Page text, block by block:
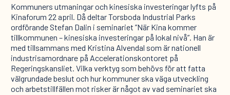
Kommuners utmaningar och kinesiska investeringar lyfts på
Kinaforum 22 april. Då deltar Torsboda Industrial Parks
ordförande Stefan Dalin i seminariet ”När Kina kommer
tillkommunen – kinesiska investeringar på lokal nivå”. Han är
med tillsammans med Kristina Alvendal som är nationell
industrisamordnare på Accelerationskontoret på
Regeringskansliet. Vilka verktyg som behövs för att fatta
välgrundade beslut och hur kommuner ska väga utveckling
och arbetstillfällen mot risker är något av vad seminariet ska